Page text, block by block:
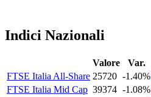
Indici Nazionali
Valore
Var.
FTSE Italia All-Share 25720 -1.40%
FTSE Italia Mid Cap 39374 -1.08%